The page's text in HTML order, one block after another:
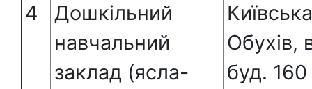
4
Дошкільний
навчальний
заклад (ясла-
Обухів,
буд. 160